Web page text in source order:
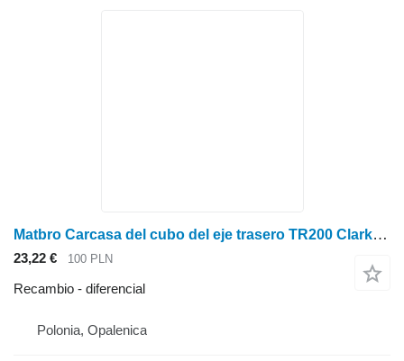
Matbro Carcasa del cubo del eje trasero TR200 Clark Hurth Carcasa de la transmisión final diferencial para Matbro TR200 cargadora agrícola
23,22 € 100 PLN
Recambio - diferencial
Polonia, Opalenica